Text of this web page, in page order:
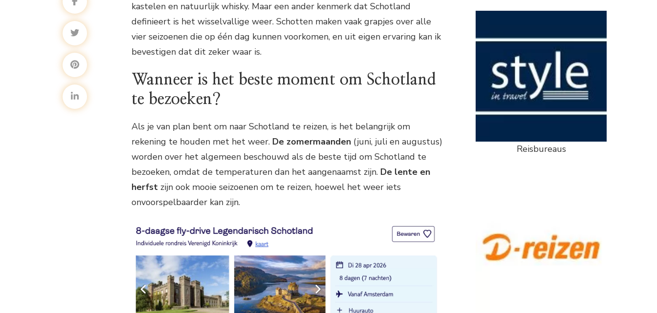
kastelen en natuurlijk whisky. Maar een ander kenmerk dat Schotland
definieert is het wisselvallige weer. Schotten maken vaak grapjes over alle
vier seizoenen die op één dag kunnen voorkomen, en uit eigen ervaring kan ik
bevestigen dat dit zeker waar is.
Wanneer is het beste moment om Schotland
te bezoeken?
Als je van plan bent om naar Schotland te reizen, is het belangrijk om
rekening te houden met het weer. De zomermaanden (juni, juli en augustus)
worden over het algemeen beschouwd als de beste tijd om Schotland te
bezoeken, omdat de temperaturen dan het aangenaamst zijn. De lente en
herfst zijn ook mooie seizoenen om te reizen, hoewel het weer iets
onvoorspelbaarder kan zijn.
Reisbureaus